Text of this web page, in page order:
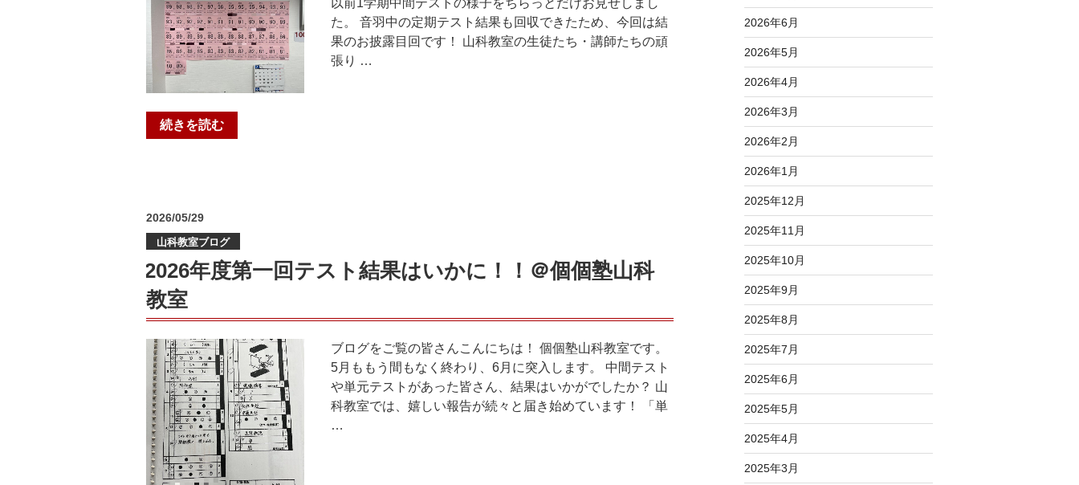
期
講
習
ま
で
の
カ
ダ
ウ
ン
🔥
＠
個
塾
山
科
教
室”
の
以前1学期中間テストの様子をちらっとだけお見せしまし
た。 音羽中の定期テスト結果も回収できたため、今回は結
果のお披露目回です！ 山科教室の生徒たち・講師たちの頑
張り …
“テ
ス
速
報
part2！！
＠
個
個
塾
山
科
教
室”
の
続きを読む
投
2026/05/29
山科教室ブログ
2026年度第一回テスト結果はいかに！！＠個個塾山科
教室
ブログをご覧の皆さんこんにちは！ 個個塾山科教室です。
5月ももう間もなく終わり、6月に突入します。 中間テスト
や単元テストがあった皆さん、結果はいかがでしたか？ 山
科教室では、嬉しい報告が続々と届き始めています！ 「単
…
2026年6月
2026年5月
2026年4月
2026年3月
2026年2月
2026年1月
2025年12月
2025年11月
2025年10月
2025年9月
2025年8月
2025年7月
2025年6月
2025年5月
2025年4月
2025年3月